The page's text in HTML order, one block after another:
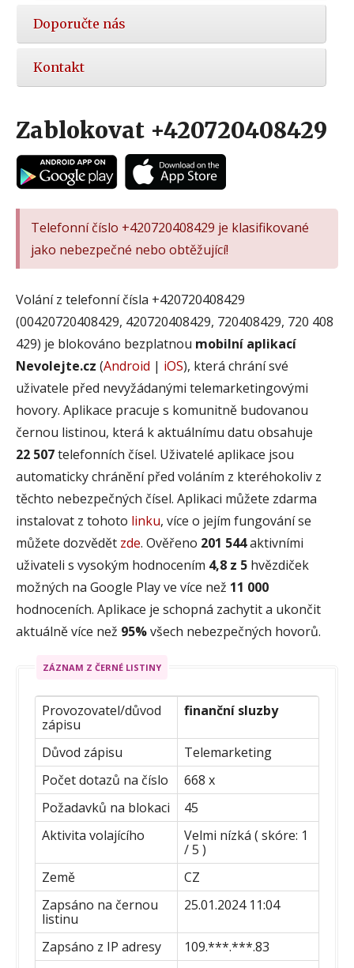
Doporučte nás
Kontakt
Zablokovat +420720408429
Telefonní číslo +420720408429 je klasifikované
jako nebezpečné nebo obtěžující!
Volání z telefonní čísla +420720408429
(00420720408429, 420720408429, 720408429, 720 408
429) je blokováno bezplatnou mobilní aplikací
Nevolejte.cz (Android | iOS), která chrání své
uživatele před nevyžádanými telemarketingovými
hovory. Aplikace pracuje s komunitně budovanou
černou listinou, která k aktuálnímu datu obsahuje
22 507telefonních čísel. Uživatelé aplikace jsou
automaticky chránění před voláním z kteréhokoliv z
těchto nebezpečných čísel. Aplikaci můžete zdarma
instalovat z tohoto linku, více o jejím fungování se
můžete dozvědět zde. Ověřeno 201 544aktivními
uživateli s vysokým hodnocením 4,8 z 5 hvězdiček
možných na Google Play ve více než 11 000
hodnoceních. Aplikace je schopná zachytit a ukončit
aktuálně více než 95%všech nebezpečných hovorů.
ZÁZNAM Z ČERNÉ LISTINY
Provozovatel/důvod
zápisu
finanční sluzby
Důvod zápisu
Telemarketing
Počet dotazů na číslo
668 x
Požadavků na blokaci
45
Aktivita volajícího
Velmi nízká ( skóre: 1
/ 5 )
Země
CZ
Zapsáno na černou
listinu
25.01.2024 11:04
Zapsáno z IP adresy
109.***.***.83